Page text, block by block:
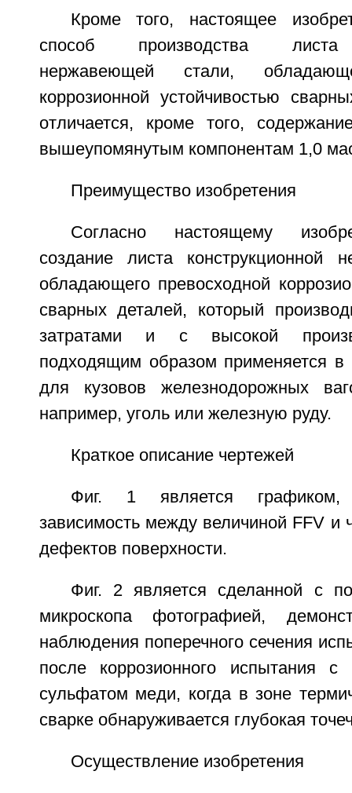
Кроме того, настоящее
способ производства листа
нержавеющей стали,
коррозионной устойчивостью
отличается, кроме того,
вышеупомянутым компонентам 1,0
Преимущество изобретения
Согласно настоящему
создание листа конструкционной
обладающего превосходной
сварных деталей, который
затратами и с высокой
подходящим образом применяется в
для кузовов железнодорожных
например, уголь или железную руду.
Краткое описание чертежей
Фиг. 1 является графиком,
зависимость между величиной FFV и
дефектов поверхности.
Фиг. 2 является сделанной с
микроскопа фотографией,
наблюдения поперечного сечения
после коррозионного испытания
сульфатом меди, когда в зоне
сварке обнаруживается глубокая
Осуществление изобретения